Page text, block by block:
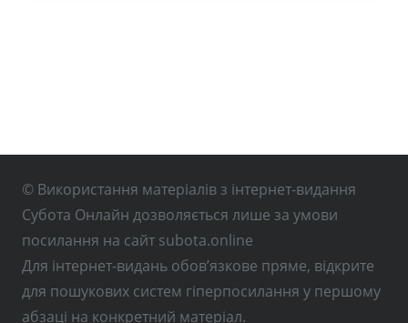
© Використання матеріалів з інтернет-видання
Субота Онлайн дозволяється лише за умови
посилання на сайт subota.online
Для інтернет-видань обов’язкове пряме, відкрите
для пошукових систем гіперпосилання у першому
абзаці на конкретний матеріал.